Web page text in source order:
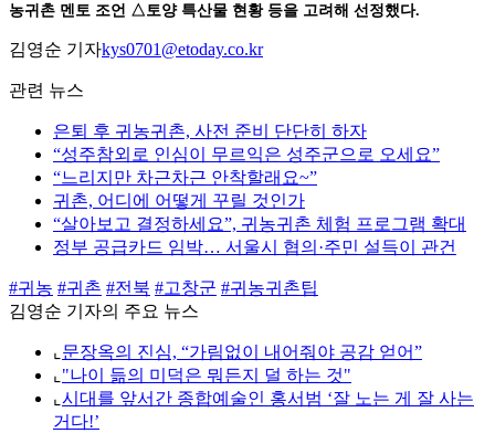
농귀촌 멘토 조언 △토양 특산물 현황 등을 고려해 선정했다.
김영순 기자kys0701@etoday.co.kr
관련 뉴스
은퇴 후 귀농귀촌, 사전 준비 단단히 하자
“성주참외로 인심이 무르익은 성주군으로 오세요”
“느리지만 차근차근 안착할래요~”
귀촌, 어디에 어떻게 꾸릴 것인가
“살아보고 결정하세요”, 귀농귀촌 체험 프로그램 확대
정부 공급카드 임박… 서울시 협의·주민 설득이 관건
#귀농 #귀촌 #전북 #고창군 #귀농귀촌팁
김영순 기자의 주요 뉴스
⌞ 문장옥의 진심, “가림없이 내어줘야 공감 얻어”
⌞ "나이 듦의 미덕은 뭐든지 덜 하는 것"
⌞ 시대를 앞서간 종합예술인 홍서범 ‘잘 노는 게 잘 사는
거다!’